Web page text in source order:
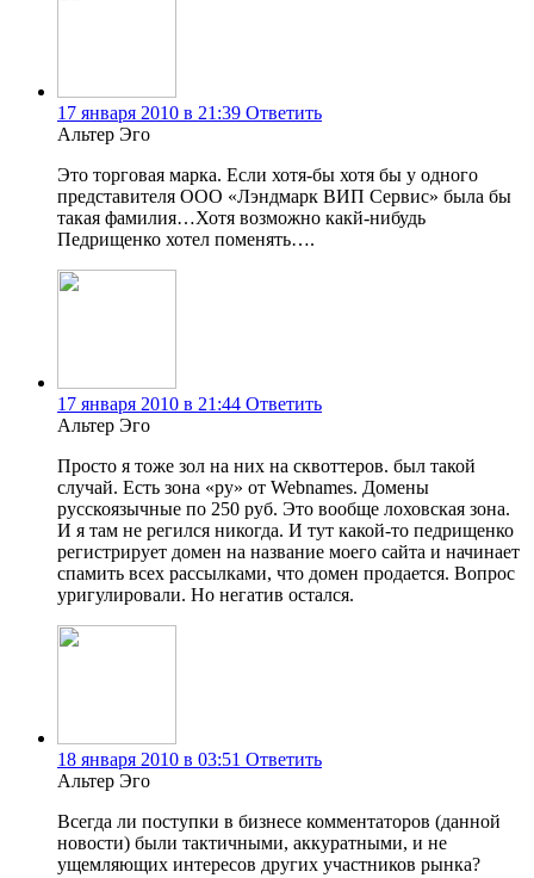
17 января 2010 в 21:39 Ответить
Альтер Эго
Это торговая марка. Если хотя-бы хотя бы у одного
представителя ООО «Лэндмарк ВИП Сервис» была бы
такая фамилия…Хотя возможно какй-нибудь
Педрищенко хотел поменять….
17 января 2010 в 21:44 Ответить
Альтер Эго
Просто я тоже зол на них на сквоттеров. был такой
случай. Есть зона «ру» от Webnames. Домены
русскоязычные по 250 руб. Это вообще лоховская зона.
И я там не регился никогда. И тут какой-то педрищенко
регистрирует домен на название моего сайта и начинает
спамить всех рассылками, что домен продается. Вопрос
уригулировали. Но негатив остался.
18 января 2010 в 03:51 Ответить
Альтер Эго
Всегда ли поступки в бизнесе комментаторов (данной
новости) были тактичными, аккуратными, и не
ущемляющих интересов других участников рынка?